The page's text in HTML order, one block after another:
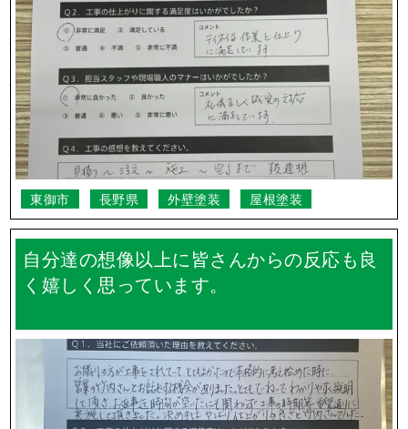
東御市 長野県 外壁塗装 屋根塗装
自分達の想像以上に皆さんからの反応も良
く嬉しく思っています。